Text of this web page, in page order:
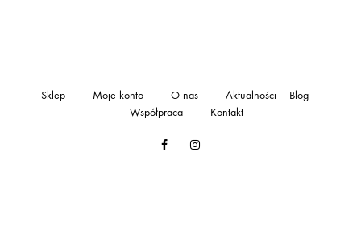
FacebookInstagram
Sklep Moje konto O nas
Aktualności – Blog
Współpraca
Kontakt